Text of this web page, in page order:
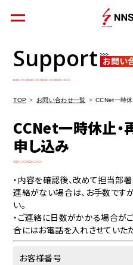
個人のお客様
法人のお客様
資料請求
Support お問い
TOP お問い合わせ一覧 CCNet一時
CCNet一時休止・
申し込み
・内容を確認後、改めて担当部
連絡がない場合は、お手数です
い。
・ご連絡に日数がかかる場合が
合にはお電話を入れさせていただ
お客様番号